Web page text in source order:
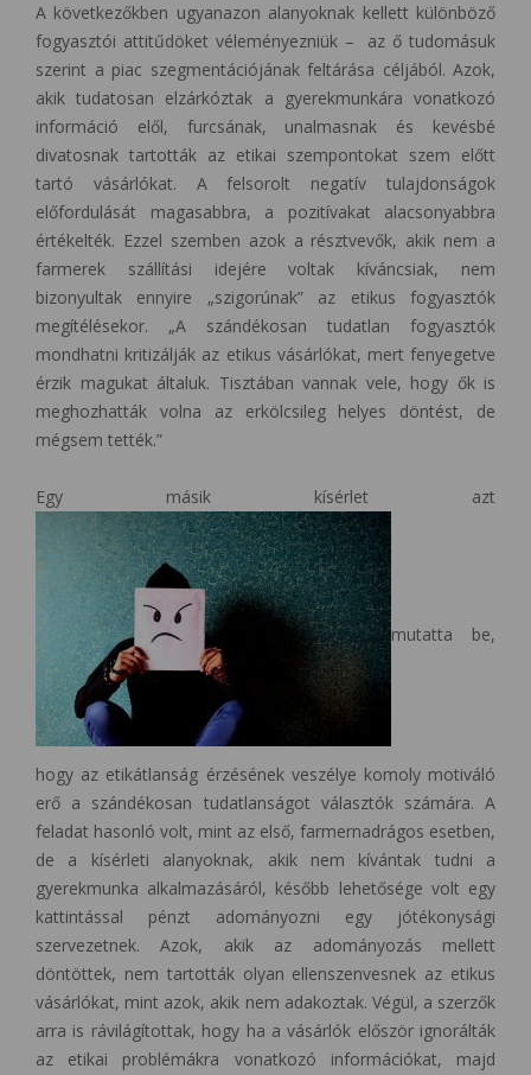
A következőkben ugyanazon alanyoknak kellett különböző
fogyasztói attitűdöket véleményezniük – az ő tudomásuk
szerint a piac szegmentációjának feltárása céljából. Azok,
akik tudatosan elzárkóztak a gyerekmunkára vonatkozó
információ elől, furcsának, unalmasnak és kevésbé
divatosnak tartották az etikai szempontokat szem előtt
tartó vásárlókat. A felsorolt negatív tulajdonságok
előfordulását magasabbra, a pozitívakat alacsonyabbra
értékelték. Ezzel szemben azok a résztvevők, akik nem a
farmerek szállítási idejére voltak kíváncsiak, nem
bizonyultak ennyire „szigorúnak” az etikus fogyasztók
megítélésekor. „A szándékosan tudatlan fogyasztók
mondhatni kritizálják az etikus vásárlókat, mert fenyegetve
érzik magukat általuk. Tisztában vannak vele, hogy ők is
meghozhatták volna az erkölcsileg helyes döntést, de
mégsem tették.”
Egy másik kísérlet azt
mutatta be,
hogy az etikátlanság érzésének veszélye komoly motiváló
erő a szándékosan tudatlanságot választók számára. A
feladat hasonló volt, mint az első, farmernadrágos esetben,
de a kísérleti alanyoknak, akik nem kívántak tudni a
gyerekmunka alkalmazásáról, később lehetősége volt egy
kattintással pénzt adományozni egy jótékonysági
szervezetnek. Azok, akik az adományozás mellett
döntöttek, nem tartották olyan ellenszenvesnek az etikus
vásárlókat, mint azok, akik nem adakoztak. Végül, a szerzők
arra is rávilágítottak, hogy ha a vásárlók először ignorálták
az etikai problémákra vonatkozó információkat, majd